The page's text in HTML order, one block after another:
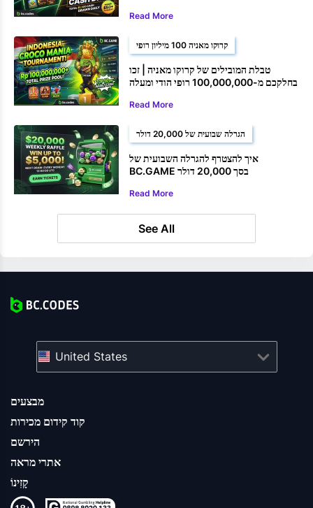
Read More
קרוקו מאניה 100 מיליון רופי
טבלת המובילים של קרוקו מאניה | זכו
בחלקכם מ-100,000,000 רופי הודי ומעלה
Read More
הגרלה שבועית של 20,000 דולר
איך להצטרף להגרלה השבועית של
BC.GAME בסך 20,000 דולר
Read More
See All
מבצעים
קוד קידום מכירות
הירשם
אתרי מראה
קָזִינוֹ
United States